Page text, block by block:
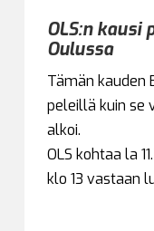
OLS:n
Oulussa
Tämän kauden
peleillä kuin se
alkoi.
OLS kohtaa la
klo 13 vastaan